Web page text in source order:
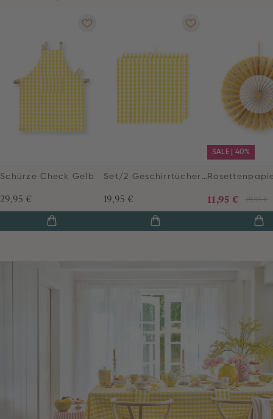
Schürze Check Gelb
29,95 €
Set/2 Geschirrtüchern Check Gelb
19,95 €
SALE | 40%
19,95 €
11,95 €